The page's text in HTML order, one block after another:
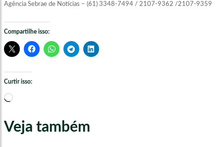
Agência Sebrae de Notícias – (61) 3348-7494 / 2107-9362 /2107-9359
Compartilhe isso:
Curtir isso:
Carregando...
Veja também